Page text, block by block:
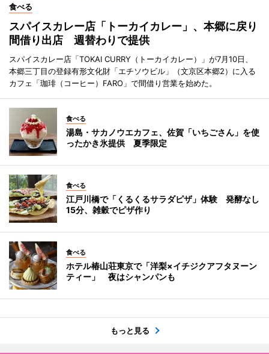
食べる
スパイスカレー店「トーカイカレー」、本郷に戻り
間借り出店 週替わりで提供
スパイスカレー店「TOKAI CURRY（トーカイカレー）」が7月10日、
本郷三丁目の登録有形文化財「エチソウビル」（文京区本郷2）に入る
カフェ「珈琲（コーヒー）FARO」で間借り営業を始めた。
食べる
湯島・サカノウエカフェ、佐賀「いちごさん」を使
ったかき氷提供 夏季限定
食べる
江戸川橋で「くるくるサラダピザ」体験 発酵なし
15分、雑穀でピザ作り
食べる
ホテル椿山荘東京で「洋梨×イチジクアフタヌーン
ティー」 夜はシャンパンも
もっと見る